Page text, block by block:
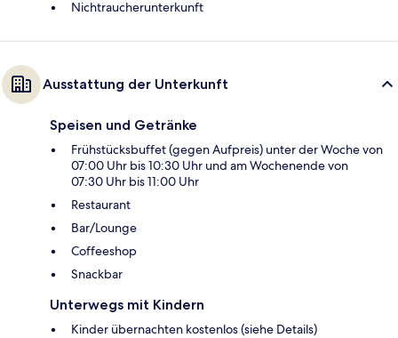
Nichtraucherunterkunft
Ausstattung der Unterkunft
Speisen und Getränke
Frühstücksbuffet (gegen Aufpreis) unter der Woche von
07:00 Uhr bis 10:30 Uhr und am Wochenende von
07:30 Uhr bis 11:00 Uhr
Restaurant
Bar/Lounge
Coffeeshop
Snackbar
Unterwegs mit Kindern
Kinder übernachten kostenlos (siehe Details)